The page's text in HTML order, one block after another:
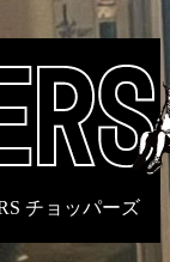
チョッパーズ